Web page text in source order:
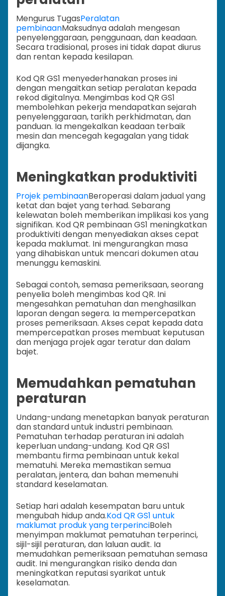
Mengurus TugasPeralatan
pembinaanMaksudnya adalah mengesan
penyelenggaraan, penggunaan, dan keadaan.
Secara tradisional, proses ini tidak dapat diurus
dan rentan kepada kesilapan.
Kod QR GS1 menyederhanakan proses ini
dengan mengaitkan setiap peralatan kepada
rekod digitalnya. Mengimbas kod QR GS1
membolehkan pekerja mendapatkan sejarah
penyelenggaraan, tarikh perkhidmatan, dan
panduan. Ia mengekalkan keadaan terbaik
mesin dan mencegah kegagalan yang tidak
dijangka.
Meningkatkan produktiviti
Projek pembinaanBeroperasi dalam jadual yang
ketat dan bajet yang terhad. Sebarang
kelewatan boleh memberikan implikasi kos yang
signifikan. Kod QR pembinaan GS1 meningkatkan
produktiviti dengan menyediakan akses cepat
kepada maklumat. Ini mengurangkan masa
yang dihabiskan untuk mencari dokumen atau
menunggu kemaskini.
Sebagai contoh, semasa pemeriksaan, seorang
penyelia boleh mengimbas kod QR. Ini
mengesahkan pematuhan dan menghasilkan
laporan dengan segera. Ia mempercepatkan
proses pemeriksaan. Akses cepat kepada data
mempercepatkan proses membuat keputusan
dan menjaga projek agar teratur dan dalam
bajet.
Memudahkan pematuhan
peraturan
Undang-undang menetapkan banyak peraturan
dan standard untuk industri pembinaan.
Pematuhan terhadap peraturan ini adalah
keperluan undang-undang. Kod QR GS1
membantu firma pembinaan untuk kekal
mematuhi. Mereka memastikan semua
peralatan, jentera, dan bahan memenuhi
standard keselamatan.
Setiap hari adalah kesempatan baru untuk
mengubah hidup anda.Kod QR GS1 untuk
maklumat produk yang terperinciBoleh
menyimpan maklumat pematuhan terperinci,
sijil-sijil peraturan, dan laluan audit. Ia
memudahkan pemeriksaan pematuhan semasa
audit. Ini mengurangkan risiko denda dan
meningkatkan reputasi syarikat untuk
keselamatan.